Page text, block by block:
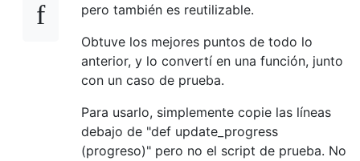
pero también es reutilizable.
Obtuve los mejores puntos de todo lo
anterior, y lo convertí en una función, junto
con un caso de prueba.
Para usarlo, simplemente copie las líneas
debajo de "def update_progress
(progreso)" pero no el script de prueba. No